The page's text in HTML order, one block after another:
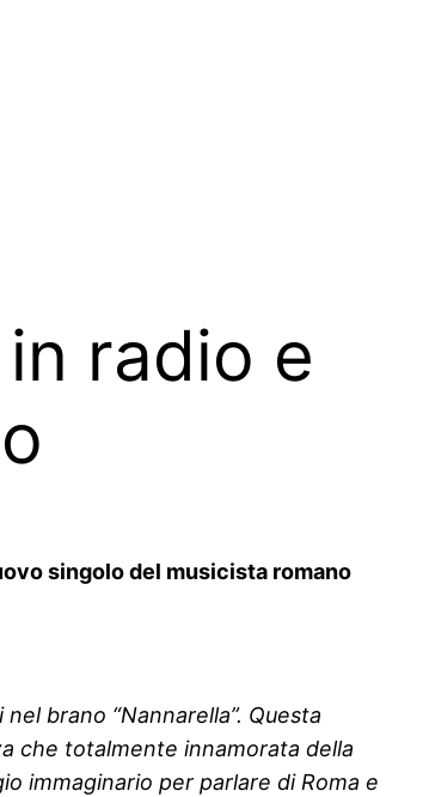
radio e
singolo del musicista romano
brano “Nannarella”. Questa
che totalmente innamorata della
immaginario per parlare di Roma e